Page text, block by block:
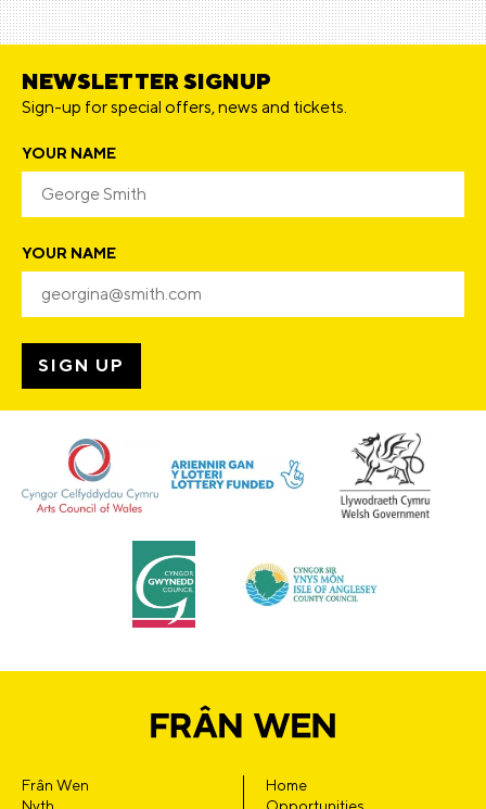
NEWSLETTER SIGNUP
Sign-up for special offers, news and tickets.
YOUR NAME
YOUR NAME
Frân Wen
Home